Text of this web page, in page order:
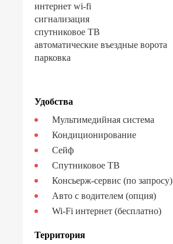
интернет wi-fi
сигнализация
спутниковое ТВ
автоматические въездные ворота
парковка
Удобства
Мультимедийная система
Кондиционирование
Сейф
Спутниковое ТВ
Консьерж-сервис (по запросу)
Авто с водителем (опция)
Wi-Fi интернет (бесплатно)
Территория